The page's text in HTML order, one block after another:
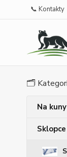
📞 Kontakty
🗂️
Na kuny
Sklopce